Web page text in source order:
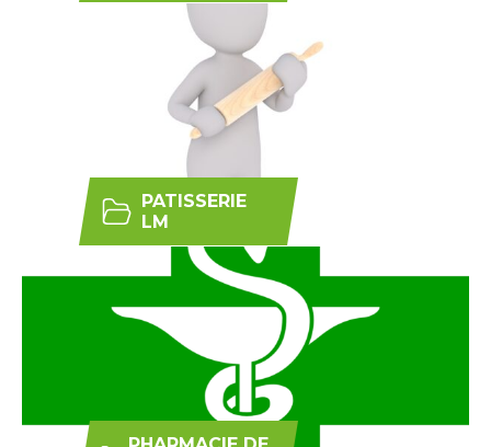
PATISSERIE
LM